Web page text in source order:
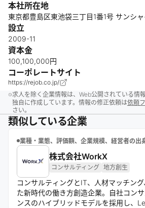
本社所在地
東京都豊島区東池袋三丁目1番1号 サンシ
設立
2009-11
資本金
100,100,000円
コーポレートサイト
https://rejob.co.jp/
求人を除く企業情報は、Web公開されている情
独自に作成しています。情報の修正依頼は依頼
さい。
類似している企業
業種・業態、評価額、企業規模、経営者の出
株式会社WorkX
コンサルティング 地方創生
コンサルティングとIT、人材マッチン
た新時代の働き方創造企業。自社コン
ンスのハイブリッドモデルを採用し、